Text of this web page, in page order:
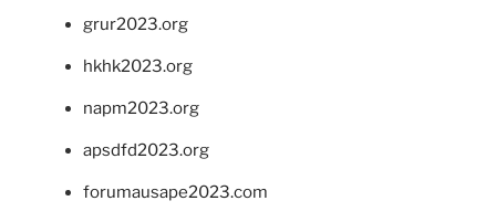
grur2023.org
hkhk2023.org
napm2023.org
apsdfd2023.org
forumausape2023.com